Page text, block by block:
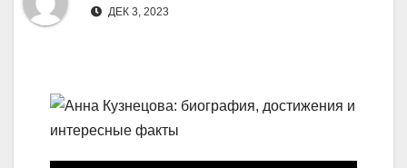
ДЕК 3, 2023